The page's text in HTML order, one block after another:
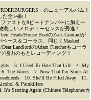
」のニューアルバム！
全14曲！
ァストな8ビートナンバーに加え一
しいメロディーセンスが秀逸！
Heads/House BoatのZack Gontardが
ベース＆コーラス、同じくMasked
LandlordのAdam Fletcherもコーラ
協力のもとレコーディング！
3. I Used To Hate That Life 4. My
The Waves 7. Now That I'm Stuck At
10. She'll Be Filed Away 11.
& Painkillers
Starting Again (Chinese Telephonesカ